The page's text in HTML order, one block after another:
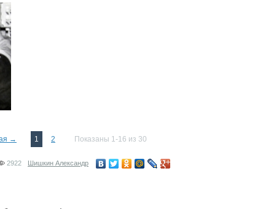
→ 1 2 Показаны 1-16 из 30
2922 Шишкин Александр